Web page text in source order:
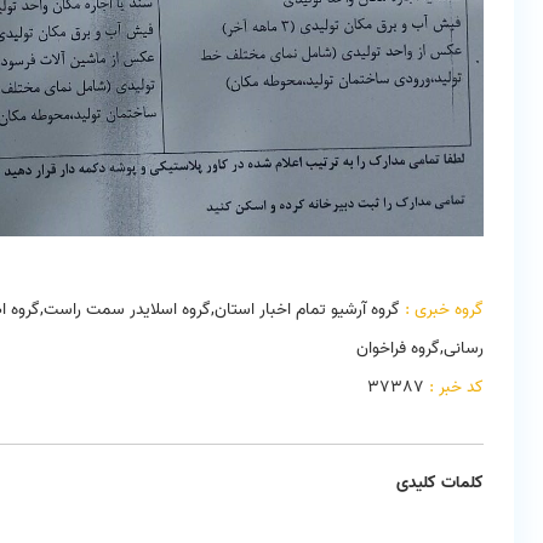
گروه خبری : گروه آرشیو تمام اخبار استان,گروه اسلایدر سمت راست,گروه
رسانی,گروه فراخوان
کد خبر : 37387
کلمات کلیدی